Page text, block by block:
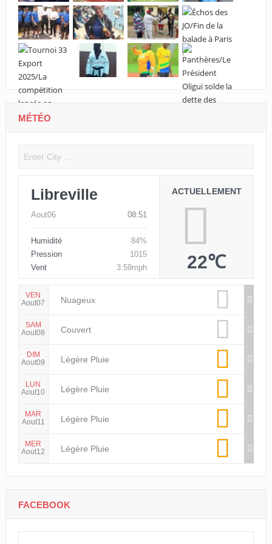
MÉTÉO
Libreville
Aout06 08:51
Humidité
84%
Pression
1015
Vent
3.59mph
ACTUELLEMENT
22℃
VEN
Aout07
Nuageux
SAM
Aout08
Couvert
DIM
Aout09
Légère Pluie
LUN
Aout10
Légère Pluie
MAR
Aout11
Légère Pluie
MER
Aout12
Légère Pluie
FACEBOOK